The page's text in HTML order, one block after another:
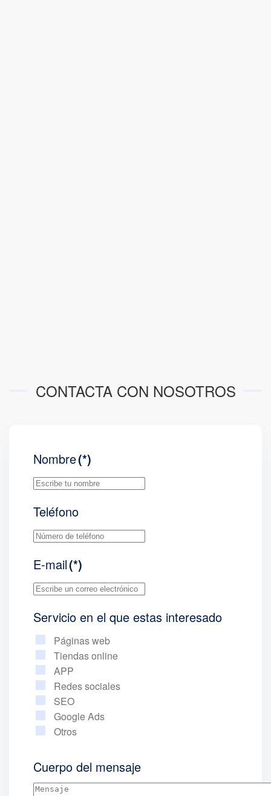
CONTACTA CON NOSOTROS
Nombre(*)
Teléfono
E-mail(*)
Servicio en el que estas interesado
Páginas web
Tiendas online
APP
Redes sociales
SEO
Google Ads
Otros
Cuerpo del mensaje